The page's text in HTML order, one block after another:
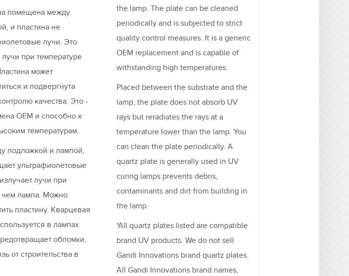
помещена между
и пластина не
лучи. Это
при температуре
может
и подвергнута
качества. Это -
OEM и способно к
температурам.
подложкой и лампой,
ультрафиолетовые
лучи при
чем лампа. Можно
пластину. Кварцевая
в лампах
обломки,
от строительства в
the lamp. The plate can be cleaned
periodically and is subjected to strict
quality control measures. It is a generic
OEM replacement and is capable of
withstanding high temperatures.
Placed between the substrate and the
lamp, the plate does not absorb UV
rays but reradiates the rays at a
temperature lower than the lamp. You
can clean the plate periodically. A
quartz plate is generally used in UV
curing lamps prevents debris,
contaminants and dirt from building in
the lamp.
*All quartz plates listed are compatible
brand UV products. We do not sell
Gandi Innovations brand quartz plates.
All Gandi Innovations brand names,